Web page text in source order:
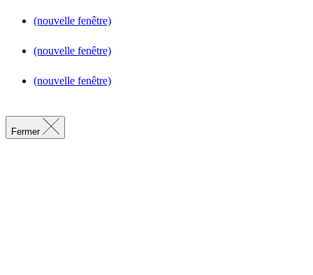
(nouvelle fenêtre)
(nouvelle fenêtre)
(nouvelle fenêtre)
Fermer